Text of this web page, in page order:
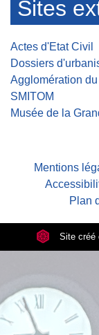
Sites
Actes d'Etat Civil
Dossiers
Agglomération
SMITOM
Musée de la
Mentions
Plan
Site créé